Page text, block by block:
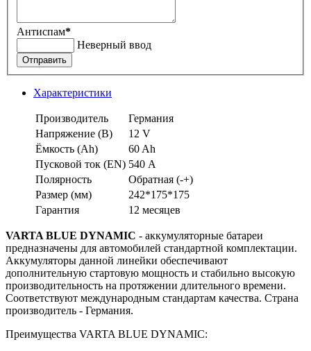
Антиспам*
Неверный ввод
Отправить
Характеристики
Производитель
Германия
Напряжение (В)
12 V
Ёмкость (Аh)
60 Ah
Пусковой ток (EN) 540 А
Полярность
Обратная (-+)
Размер (мм)
242*175*175
Гарантия
12 месяцев
VARTA BLUE DYNAMIC - аккумуляторные батареи
предназначены для автомобилей стандартной комплектации.
Аккумуляторы данной линейки обеспечивают
дополнительную стартовую мощность и стабильно высокую
производительность на протяжении длительного времени.
Соответствуют международным стандартам качества. Страна
производитель - Германия.
Преимущества VARTA BLUE DYNAMIC: